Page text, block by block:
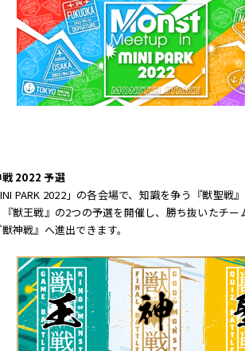
2022 予選
PARK 2022」の各会場で、知識を争う『獣聖戦
獣王戦』の2つの予選を開催し、勝ち抜いたチー
神戦』へ進出できます。